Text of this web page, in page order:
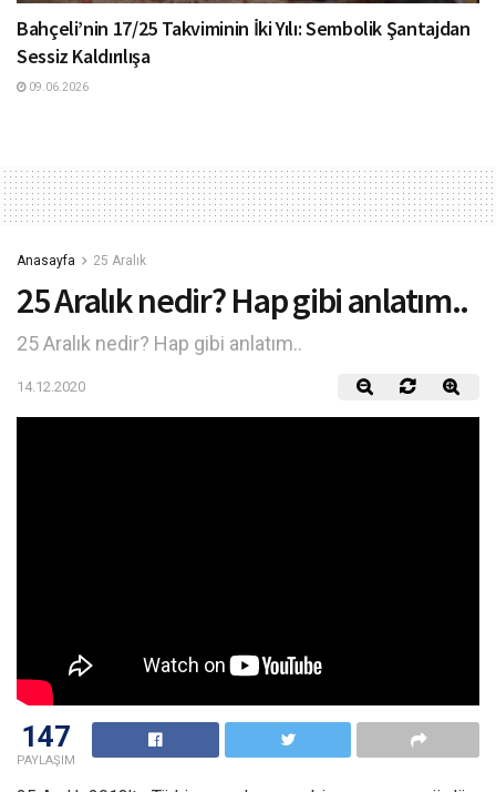
Bahçeli’nin 17/25 Takviminin İki Yılı: Sembolik Şantajdan
Sessiz Kaldırılışa
09.06.2026
Anasayfa 25 Aralık
25 Aralık nedir? Hap gibi anlatım..
25 Aralık nedir? Hap gibi anlatım..
14.12.2020
147
PAYLAŞIM